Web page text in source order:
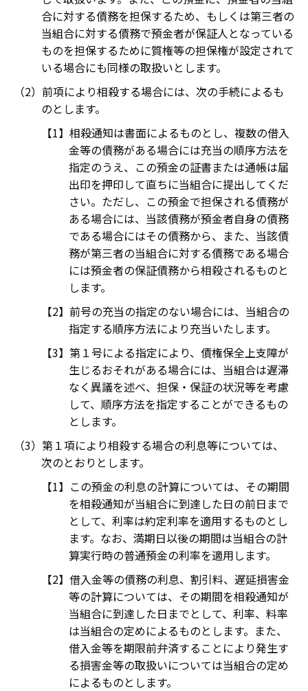
合に対する債務を担保するため、もしくは第三者の
当組合に対する債務で預金者が保証人となっている
ものを担保するために質権等の担保権が設定されて
いる場合にも同様の取扱いとします。
前項により相殺する場合には、次の手続によるも
のとします。
相殺通知は書面によるものとし、複数の借入
金等の債務がある場合には充当の順序方法を
指定のうえ、この預金の証書または通帳は届
出印を押印して直ちに当組合に提出してくだ
さい。ただし、この預金で担保される債務が
ある場合には、当該債務が預金者自身の債務
である場合にはその債務から、また、当該債
務が第三者の当組合に対する債務である場合
には預金者の保証債務から相殺されるものと
します。
前号の充当の指定のない場合には、当組合の
指定する順序方法により充当いたします。
第１号による指定により、債権保全上支障が
生じるおそれがある場合には、当組合は遅滞
なく異議を述べ、担保・保証の状況等を考慮
して、順序方法を指定することができるもの
とします。
第１項により相殺する場合の利息等については、
次のとおりとします。
この預金の利息の計算については、その期間
を相殺通知が当組合に到達した日の前日まで
として、利率は約定利率を適用するものとし
ます。なお、満期日以後の期間は当組合の計
算実行時の普通預金の利率を適用します。
借入金等の債務の利息、割引料、遅延損害金
等の計算については、その期間を相殺通知が
当組合に到達した日までとして、利率、料率
は当組合の定めによるものとします。また、
借入金等を期限前弁済することにより発生す
る損害金等の取扱いについては当組合の定め
によるものとします。